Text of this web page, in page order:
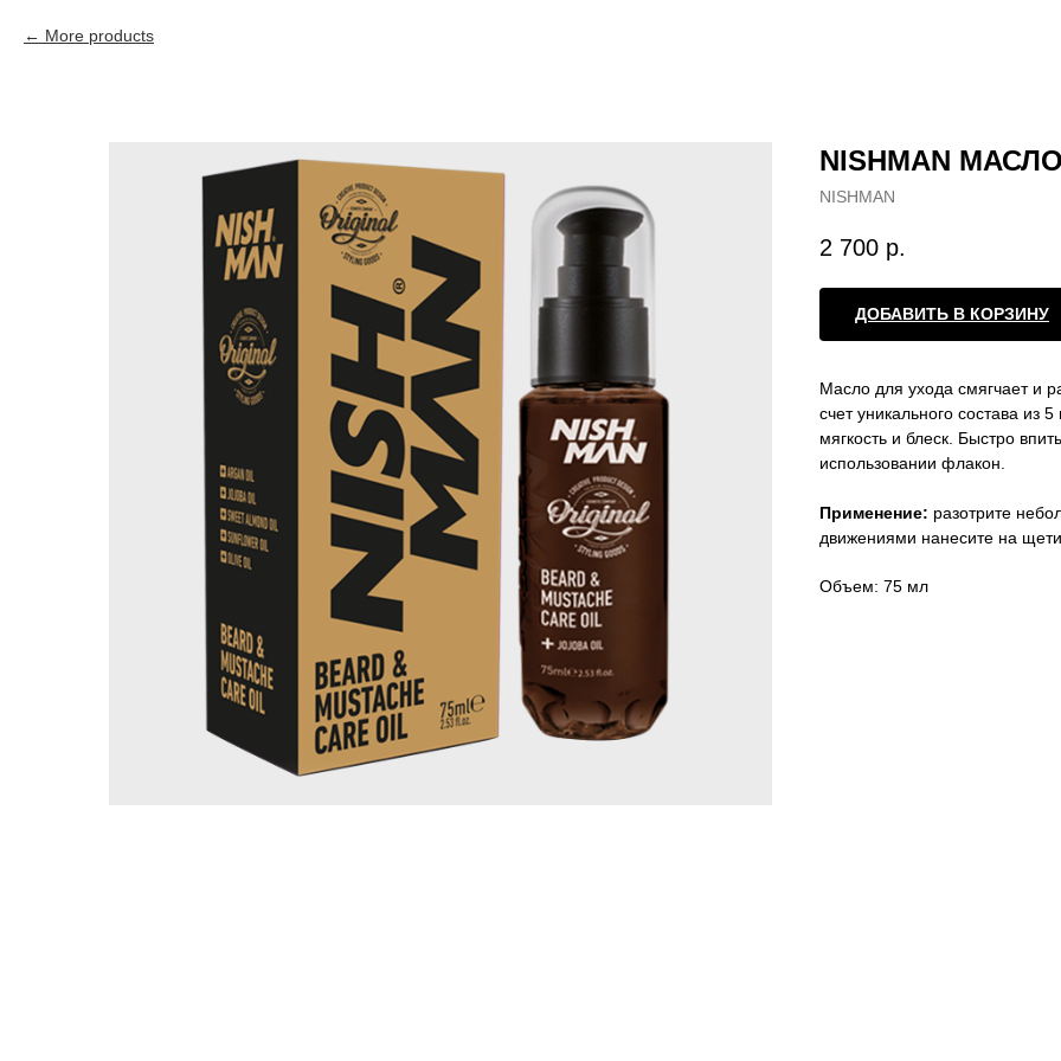
More products
NISHMAN
NISHMAN
2 700 р.
ДОБАВИТЬ В КОРЗИНУ
Масло для ухода смягчает и
счет уникального состава
мягкость и блеск. Быстро
использовании флакон.
Применение: разотрите
движениями нанесите на
Объем: 75 мл